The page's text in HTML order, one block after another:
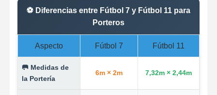
⚽ Diferencias entre Fútbol 7 y Fútbol 11 para
Porteros
Aspecto Fútbol 7 Fútbol 11
🥅 Medidas de
la Portería
6m × 2m 7,32m × 2,44m